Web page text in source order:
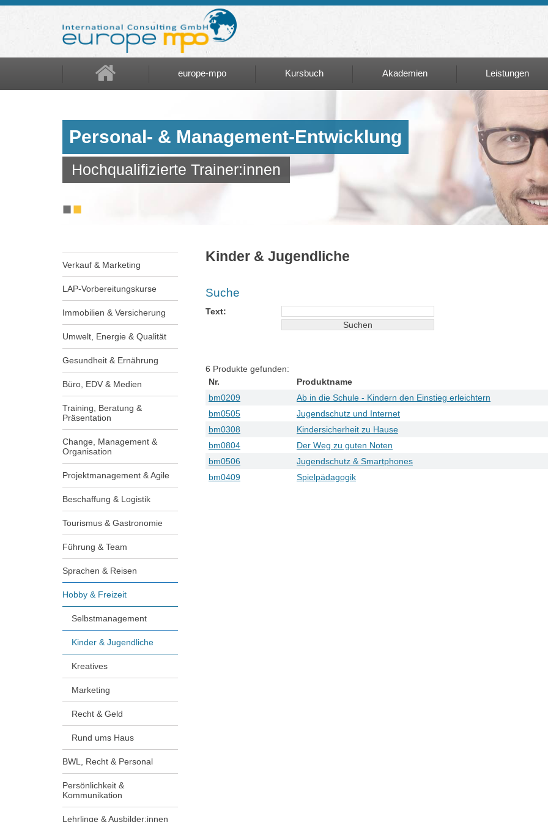
europe-mpo
Jobs
Kursbuch Akademien Leistungen
Führerschein
Mehrwert
Stiftungen
Learning on Air
Personal- & Management-Entwicklung
Hochqualifizierte Trainer:innen
■■
Verkauf & Marketing
LAP-Vorbereitungskurse
Immobilien & Versicherung
Umwelt, Energie & Qualität
Gesundheit & Ernährung
Büro, EDV & Medien
Training, Beratung &
Präsentation
Change, Management &
Organisation
Projektmanagement & Agile
Beschaffung & Logistik
Tourismus & Gastronomie
Führung & Team
Sprachen & Reisen
Hobby & Freizeit
Selbstmanagement
Kinder & Jugendliche
Kreatives
Marketing
Recht & Geld
Rund ums Haus
BWL, Recht & Personal
Persönlichkeit &
Kommunikation
Lehrlinge & Ausbilder:innen
Kinder & Jugendliche
Suche
Text:
6 Produkte gefunden:
Nr.
Produktname
bm0209
Ab in die Schule - Kindern den Einstieg erleichtern
bm0505
Jugendschutz und Internet
bm0308
Kindersicherheit zu Hause
bm0804
Der Weg zu guten Noten
bm0506
Jugendschutz & Smartphones
bm0409
Spielpädagogik